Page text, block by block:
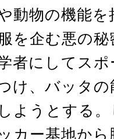
動物の機能を
を企む悪の
者にしてス
け、バッタ
ようとする
カー基地か